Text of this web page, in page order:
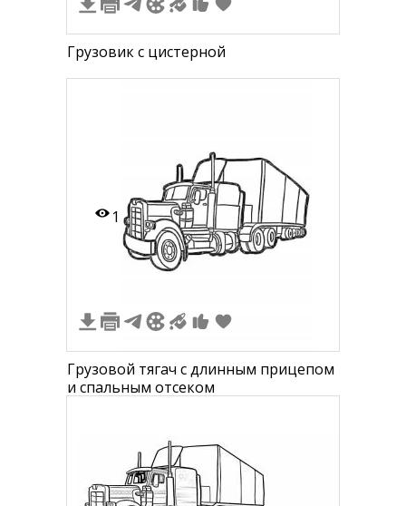
Грузовик с цистерной
1
Грузовой тягач с длинным прицепом
и спальным отсеком